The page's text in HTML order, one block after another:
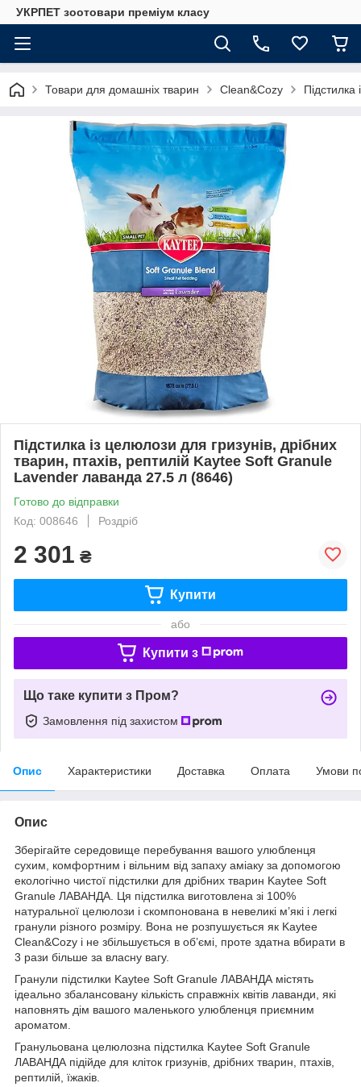
УКРПЕТ зоотовари преміум класу
Товари для домашніх тварин Clean&Cozy
Підстилка із целюлози для гризунів, дрібних
тварин, птахів, рептилій Kaytee Soft Granule
Lavender лаванда 27.5 л (8646)
Готово до відправки
Код: 008646
Роздріб
2 301 ₴
Купити
або
Купити з
Що таке купити з Пром?
Замовлення під захистом
Опис Характеристики Доставка Оплата Умови
Опис
Зберігайте середовище перебування вашого улюбленця
сухим, комфортним і вільним від запаху аміаку за допомогою
екологічно чистої підстилки для дрібних тварин Kaytee Soft
Granule ЛАВАНДА. Ця підстилка виготовлена зі 100%
натуральної целюлози і скомпонована в невеликі м’які і легкі
гранули різного розміру. Вона не розпушується як Kaytee
Clean&Cozy і не збільшується в об’ємі, проте здатна вбирати в
3 рази більше за власну вагу.
Гранули підстилки Kaytee Soft Granule ЛАВАНДА містять
ідеально збалансовану кількість справжніх квітів лаванди, які
наповнять дім вашого маленького улюбленця приємним
ароматом.
Гранульована целюлозна підстилка Kaytee Soft Granule
ЛАВАНДА підійде для кліток гризунів, дрібних тварин, птахів,
рептилій, їжаків.